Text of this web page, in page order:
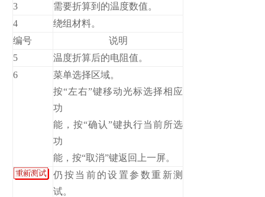
3
需要折算到的温度数值。
4
绕组材料。
编号
说明
5
温度折算后的电阻值。
6
菜单选择区域。
按“左右”键移动光标选择相应
功
能，按“确认”键执行当前所选
功
能，按“取消”键返回上一屏。
仍按当前的设置参数重新测
试。